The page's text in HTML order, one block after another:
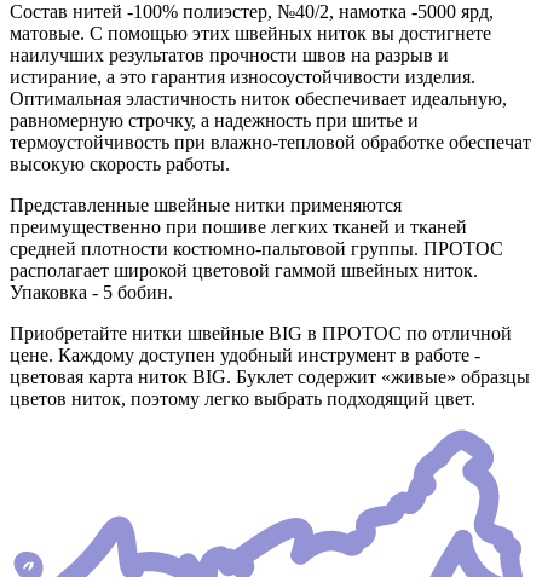
Состав нитей -100% полиэстер, №40/2, намотка -5000 ярд,
матовые. С помощью этих швейных ниток вы достигнете
наилучших результатов прочности швов на разрыв и
истирание, а это гарантия износоустойчивости изделия.
Оптимальная эластичность ниток обеспечивает идеальную,
равномерную строчку, а надежность при шитье и
термоустойчивость при влажно-тепловой обработке обеспечат
высокую скорость работы.
Представленные швейные нитки применяются
преимущественно при пошиве легких тканей и тканей
средней плотности костюмно-пальтовой группы. ПРОТОС
располагает широкой цветовой гаммой швейных ниток.
Упаковка - 5 бобин.
Приобретайте нитки швейные BIG в ПРОТОС по отличной
цене. Каждому доступен удобный инструмент в работе -
цветовая карта ниток BIG. Буклет содержит «живые» образцы
цветов ниток, поэтому легко выбрать подходящий цвет.